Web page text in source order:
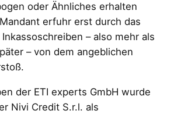
oder Ähnliches erhalten
erfuhr erst durch das
– also mehr als
– von dem angeblichen
der ETI experts GmbH wurde
Nivi Credit S.r.l. als